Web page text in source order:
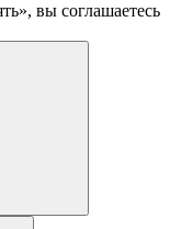
вы соглашаетесь